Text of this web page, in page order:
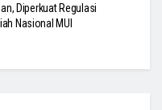
Diperkuat Regulasi
Nasional MUI